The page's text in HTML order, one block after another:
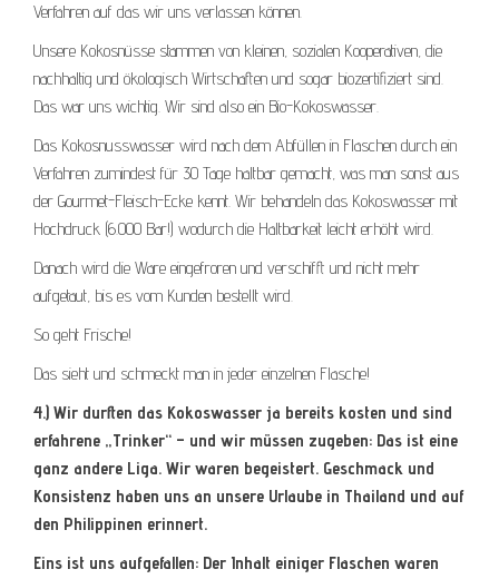
Verfahren auf das wir uns verlassen können.
Unsere Kokosnüsse stammen von kleinen, sozialen Kooperativen, die
nachhaltig und ökologisch Wirtschaften und sogar biozertifiziert sind.
Das war uns wichtig. Wir sind also ein Bio-Kokoswasser.
Das Kokosnusswasser wird nach dem Abfüllen in Flaschen durch ein
Verfahren zumindest für 30 Tage haltbar gemacht, was man sonst aus
der Gourmet-Fleisch-Ecke kennt. Wir behandeln das Kokoswasser mit
Hochdruck (6.000 Bar!) wodurch die Haltbarkeit leicht erhöht wird.
Danach wird die Ware eingefroren und verschifft und nicht mehr
aufgetaut, bis es vom Kunden bestellt wird.
So geht Frische!
Das sieht und schmeckt man in jeder einzelnen Flasche!
4.) Wir durften das Kokoswasser ja bereits kosten und sind
erfahrene „Trinker“ – und wir müssen zugeben: Das ist eine
ganz andere Liga. Wir waren begeistert. Geschmack und
Konsistenz haben uns an unsere Urlaube in Thailand und auf
den Philippinen erinnert.
Eins ist uns aufgefallen: Der Inhalt einiger Flaschen waren